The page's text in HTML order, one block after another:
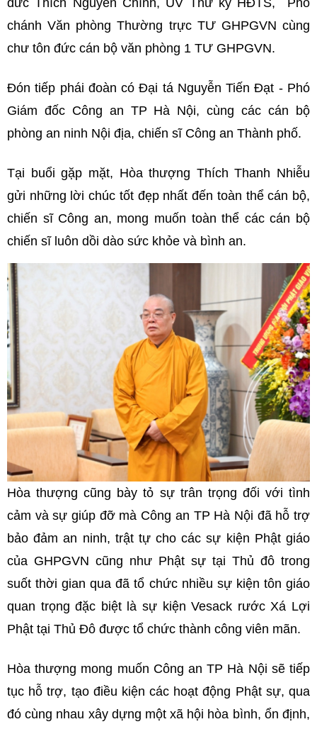
đức Thích Nguyên Chính, UV Thư ký HĐTS, Phó
chánh Văn phòng Thường trực TƯ GHPGVN cùng
chư tôn đức cán bộ văn phòng 1 TƯ GHPGVN.
Đón tiếp phái đoàn có Đại tá Nguyễn Tiến Đạt - Phó
Giám đốc Công an TP Hà Nội, cùng các cán bộ
phòng an ninh Nội địa, chiến sĩ Công an Thành phố.
Tại buổi gặp mặt, Hòa thượng Thích Thanh Nhiễu
gửi những lời chúc tốt đẹp nhất đến toàn thể cán bộ,
chiến sĩ Công an, mong muốn toàn thể các cán bộ
chiến sĩ luôn dồi dào sức khỏe và bình an.
Hòa thượng cũng bày tỏ sự trân trọng đối với tình
cảm và sự giúp đỡ mà Công an TP Hà Nội đã hỗ trợ
bảo đảm an ninh, trật tự cho các sự kiện Phật giáo
của GHPGVN cũng như Phật sự tại Thủ đô trong
suốt thời gian qua đã tổ chức nhiều sự kiện tôn giáo
quan trọng đặc biệt là sự kiện Vesack rước Xá Lợi
Phật tại Thủ Đô được tổ chức thành công viên mãn.
Hòa thượng mong muốn Công an TP Hà Nội sẽ tiếp
tục hỗ trợ, tạo điều kiện các hoạt động Phật sự, qua
đó cùng nhau xây dựng một xã hội hòa bình, ổn định,